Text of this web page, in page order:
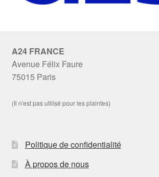
A24 FRANCE
Avenue Félix Faure
75015 Paris
(Il n'est pas utilisé pour les plaintes)
Politique de confidentialité
À propos de nous